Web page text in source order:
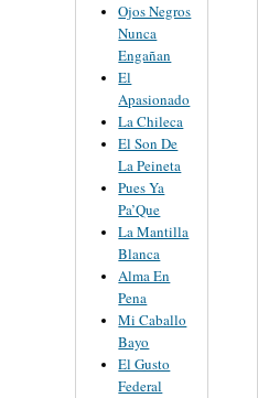
Ojos Negros
Nunca
Engañan
El
Apasionado
La Chileca
El Son De
La Peineta
Pues Ya
Pa’Que
La Mantilla
Blanca
Alma En
Pena
Mi Caballo
Bayo
El Gusto
Federal